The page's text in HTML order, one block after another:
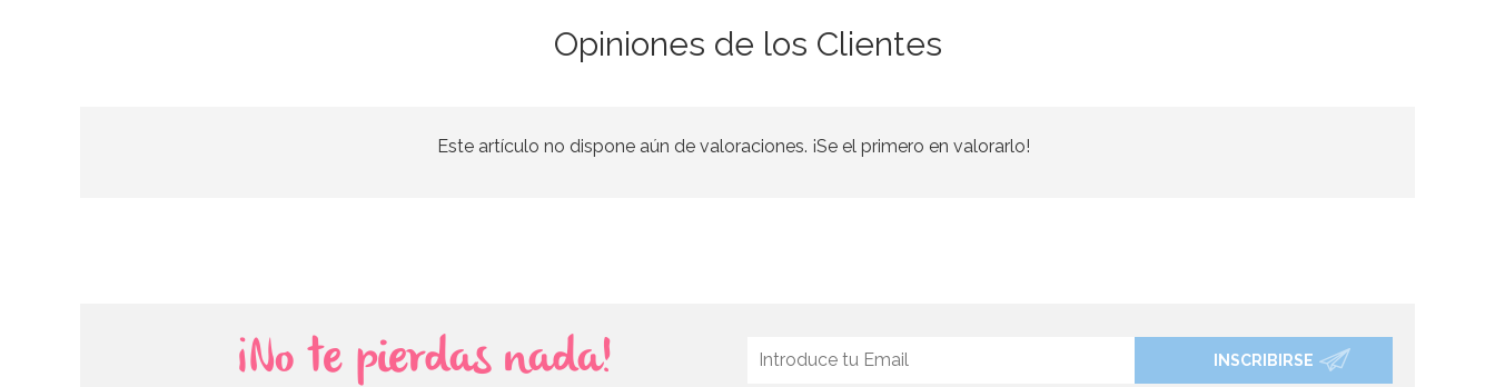
Opiniones de los Clientes
Este artículo no dispone aún de valoraciones. ¡Se el primero en valorarlo!
¡No te pierdas nada! INSCRIBIRSE